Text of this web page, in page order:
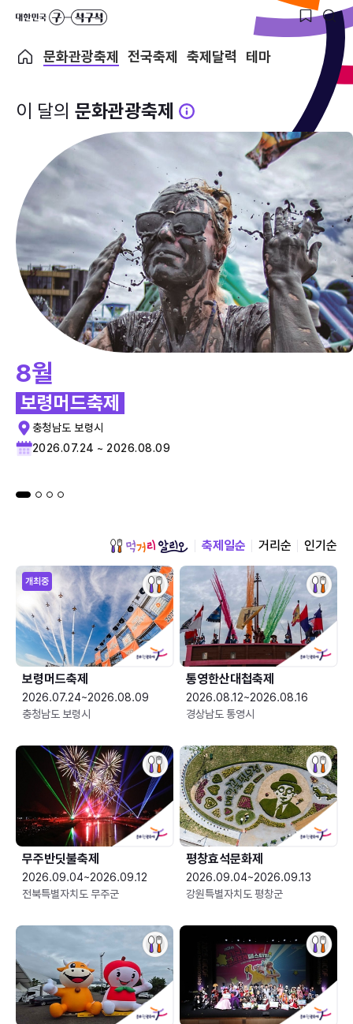
문화관광축제 전국축제 축제달력 테마
이 달의 문화관광축제
8월
보령머드축제
충청남도 보령시
2026.07.24 ~ 2026.08.09
축제일순 거리순 인기순
개최중
보령머드축제
2026.07.24~2026.08.09
충청남도 보령시
통영한산대첩축제
2026.08.12~2026.08.16
경상남도 통영시
무주반딧불축제
2026.09.04~2026.09.12
전북특별자치도 무주군
평창효석문화제
2026.09.04~2026.09.13
강원특별자치도 평창군